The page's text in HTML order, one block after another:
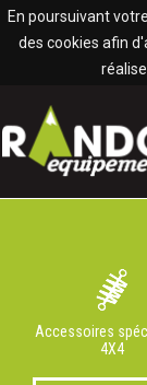
En poursuivant
des cookies afin
Accessoires
4X4
Panneau de gestion